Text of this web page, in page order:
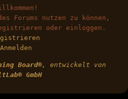
Forums nutzen zu können,
oder einloggen.
Anmelden
Board®, entwickelt von
GmbH